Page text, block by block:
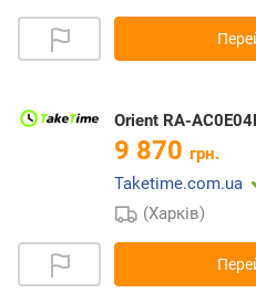
Orient RA-
9 870 грн.
Taketime.com.ua
(Харків)